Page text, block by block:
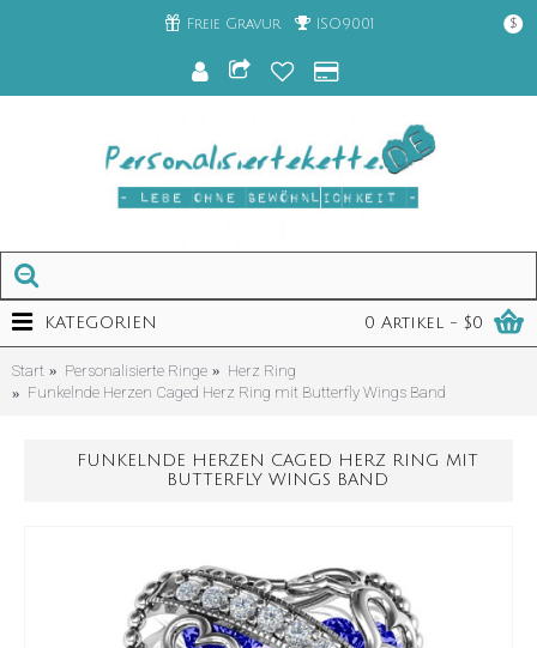
Freie Gravur ISO9001 $
0 Artikel - $0
KATEGORIEN
Start Personalisierte Ringe
Herz Ring
Funkelnde Herzen Caged Herz Ring mit Butterfly Wings Band
FUNKELNDE HERZEN CAGED HERZ RING MIT
BUTTERFLY WINGS BAND